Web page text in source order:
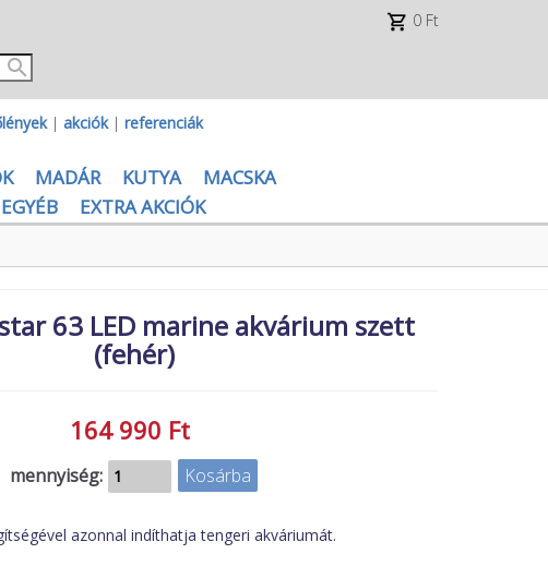
0 Ft
| akciók| referenciák
MADÁR KUTYA
MACSKA
EGYÉB EXTRA AKCIÓK
63 LED marine akvárium szett
(fehér)
164 990 Ft
mennyiség:
azonnal indíthatja tengeri akváriumát.